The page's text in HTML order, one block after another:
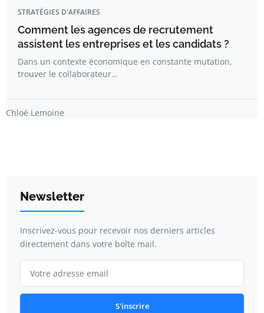
STRATÉGIES D'AFFAIRES
Comment les agences de recrutement
assistent les entreprises et les candidats ?
Dans un contexte économique en constante mutation,
trouver le collaborateur…
Chloé Lemoine
Newsletter
Inscrivez-vous pour recevoir nos derniers articles
directement dans votre boîte mail.
S'inscrire